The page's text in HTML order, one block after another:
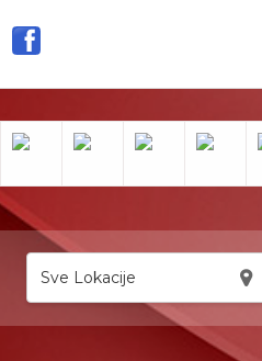
Sve Lokacije